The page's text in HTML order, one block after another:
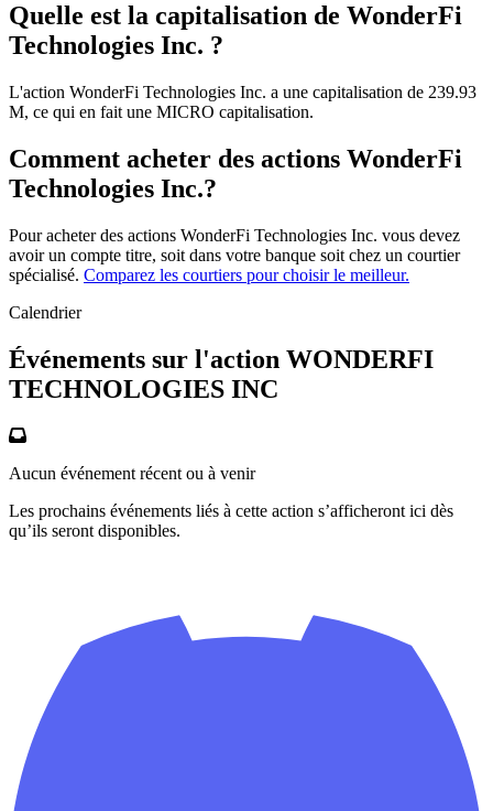
Quelle est la capitalisation de WonderFi
Technologies Inc. ?
L'action WonderFi Technologies Inc. a une capitalisation de 239.93
M, ce qui en fait une MICRO capitalisation.
Comment acheter des actions WonderFi
Technologies Inc.?
Pour acheter des actions WonderFi Technologies Inc. vous devez
avoir un compte titre, soit dans votre banque soit chez un courtier
spécialisé. Comparez les courtiers pour choisir le meilleur.
Calendrier
Événements sur l'action WONDERFI
TECHNOLOGIES INC
Aucun événement récent ou à venir
Les prochains événements liés à cette action s’afficheront ici dès
qu’ils seront disponibles.